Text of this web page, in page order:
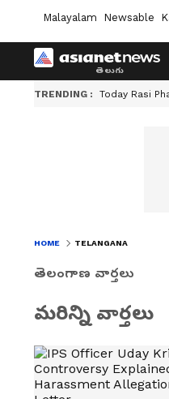
Malayalam Newsable
TRENDING : Today Rasi
HOME TELANGANA
తెలంగాణ వార్తలు
మరిన్ని వార్తలు